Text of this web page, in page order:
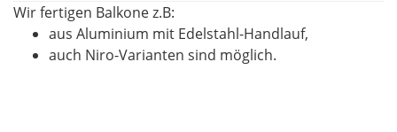
Wir fertigen Balkone z.B:
aus Aluminium mit Edelstahl-Handlauf,
auch Niro-Varianten sind möglich.